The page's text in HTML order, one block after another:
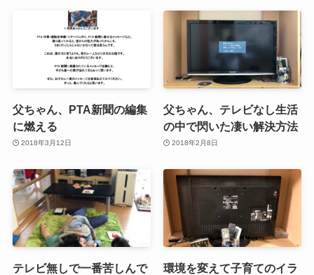
父ちゃん、PTA新聞の編集
に燃える
2018年3月12日
父ちゃん、テレビなし生活
の中で閃いた凄い解決方法
2018年2月8日
テレビ無しで一番苦しんで
環境を変えて子育てのイラ